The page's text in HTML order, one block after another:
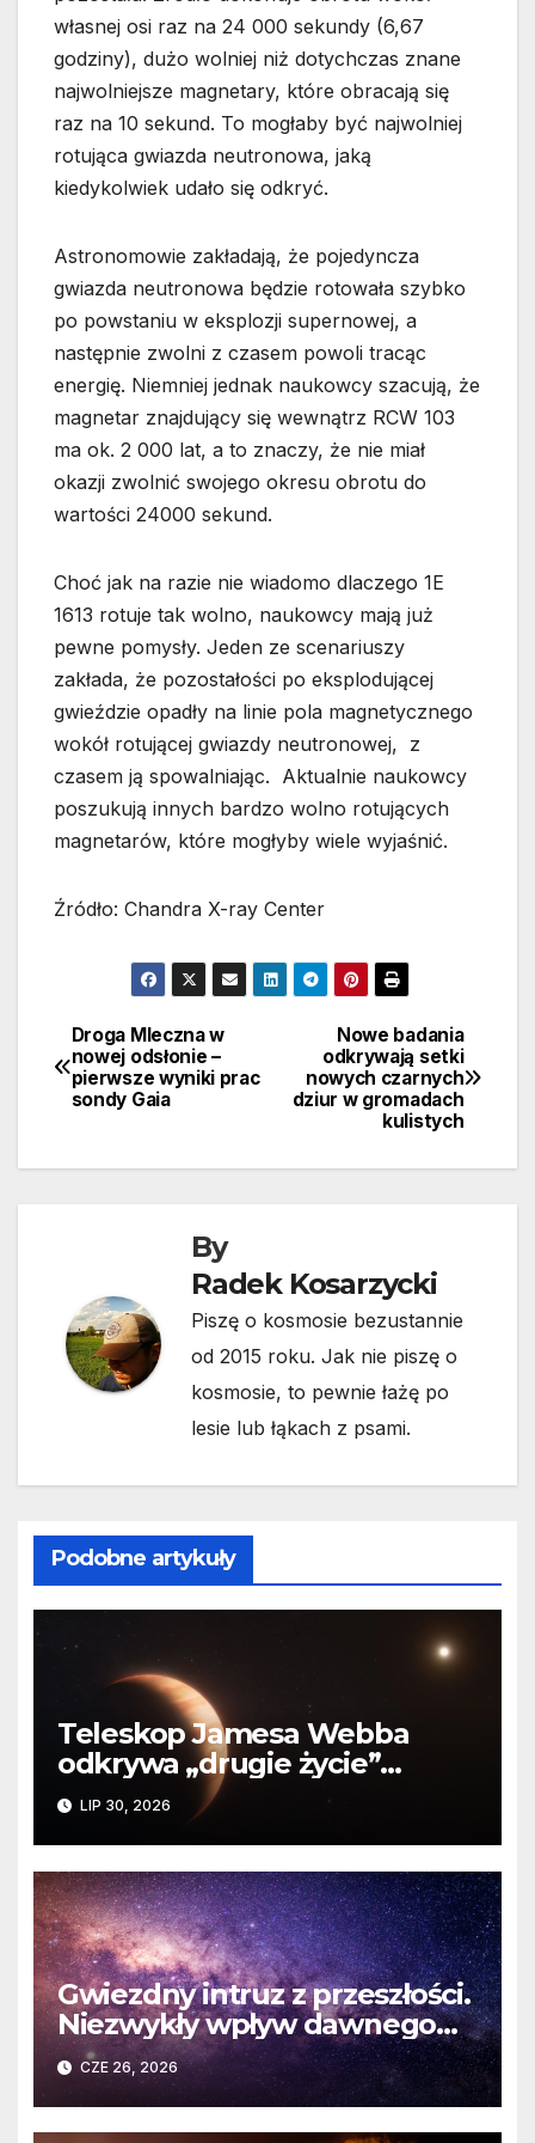
własnej osi raz na 24 000 sekundy (6,67
godziny), dużo wolniej niż dotychczas znane
najwolniejsze magnetary, które obracają się
raz na 10 sekund. To mogłaby być najwolniej
rotująca gwiazda neutronowa, jaką
kiedykolwiek udało się odkryć.
Astronomowie zakładają, że pojedyncza
gwiazda neutronowa będzie rotowała szybko
po powstaniu w eksplozji supernowej, a
następnie zwolni z czasem powoli tracąc
energię. Niemniej jednak naukowcy szacują, że
magnetar znajdujący się wewnątrz RCW 103
ma ok. 2 000 lat, a to znaczy, że nie miał
okazji zwolnić swojego okresu obrotu do
wartości 24000 sekund.
Choć jak na razie nie wiadomo dlaczego 1E
1613 rotuje tak wolno, naukowcy mają już
pewne pomysły. Jeden ze scenariuszy
zakłada, że pozostałości po eksplodującej
gwieździe opadły na linie pola magnetycznego
wokół rotującej gwiazdy neutronowej, z
czasem ją spowalniając. Aktualnie naukowcy
poszukują innych bardzo wolno rotujących
magnetarów, które mogłyby wiele wyjaśnić.
Źródło: Chandra X-ray Center
Nawigacja
wpisu
Nowe badania
odkrywają setki
nowych czarnych
dziur w gromadach
kulistych
Droga Mleczna w
nowej odsłonie –
pierwsze wyniki prac
sondy Gaia
By
Radek Kosarzycki
Piszę o kosmosie bezustannie
od 2015 roku. Jak nie piszę o
kosmosie, to pewnie łażę po
lesie lub łąkach z psami.
Podobne artykuły
Teleskop Jamesa Webba
odkrywa „drugie życie”
planety krążącej wokół
martwej gwiazdy
LIP 30, 2026
Gwiezdny intruz z przeszłości.
Niezwykły wpływ dawnego
spotkania na komety Układu
Słonecznego
CZE 26, 2026